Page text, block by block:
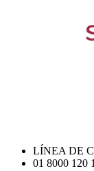
LÍNEA DE
01 8000 120